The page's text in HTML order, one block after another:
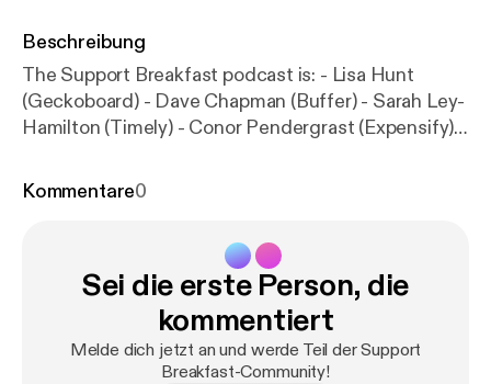
Beschreibung
The Support Breakfast podcast is: - Lisa Hunt
(Geckoboard) - Dave Chapman (Buffer) - Sarah Ley-
Hamilton (Timely) - Conor Pendergrast (Expensify)
May - sign up for more info, here:
Kommentare0
Sei die erste Person, die
kommentiert
Melde dich jetzt an und werde Teil der Support
Breakfast-Community!